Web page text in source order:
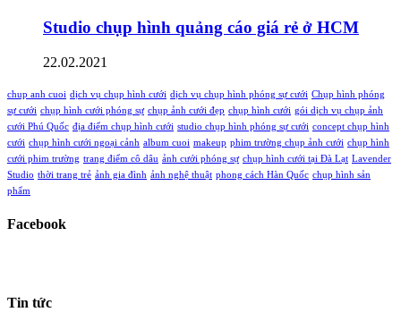
Studio chụp hình quảng cáo giá rẻ ở HCM
22.02.2021
chup anh cuoi dịch vụ chụp hình cưới dịch vụ chụp hình phóng sự cưới Chụp hình phóng
sự cưới chụp hình cưới phóng sự chụp ảnh cưới đẹp chụp hình cưới gói dịch vụ chụp ảnh
cưới Phú Quốc địa điểm chụp hình cưới studio chụp hình phóng sự cưới concept chụp hình
cưới chụp hình cưới ngoại cảnh album cuoi makeup phim trường chụp ảnh cưới chụp hình
cưới phim trường trang điểm cô dâu ảnh cưới phóng sự chụp hình cưới tại Đà Lạt Lavender
Studio thời trang trẻ ảnh gia đình ảnh nghệ thuật phong cách Hàn Quốc chụp hình sản
phẩm
Facebook
Tin tức